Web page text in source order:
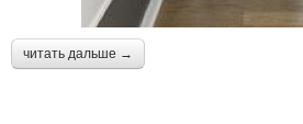
читать дальше →